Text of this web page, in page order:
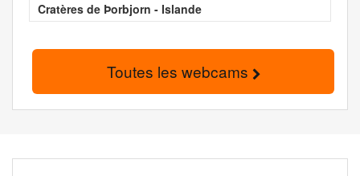
Cratères de Þorbjorn - Islande
Toutes les webcams